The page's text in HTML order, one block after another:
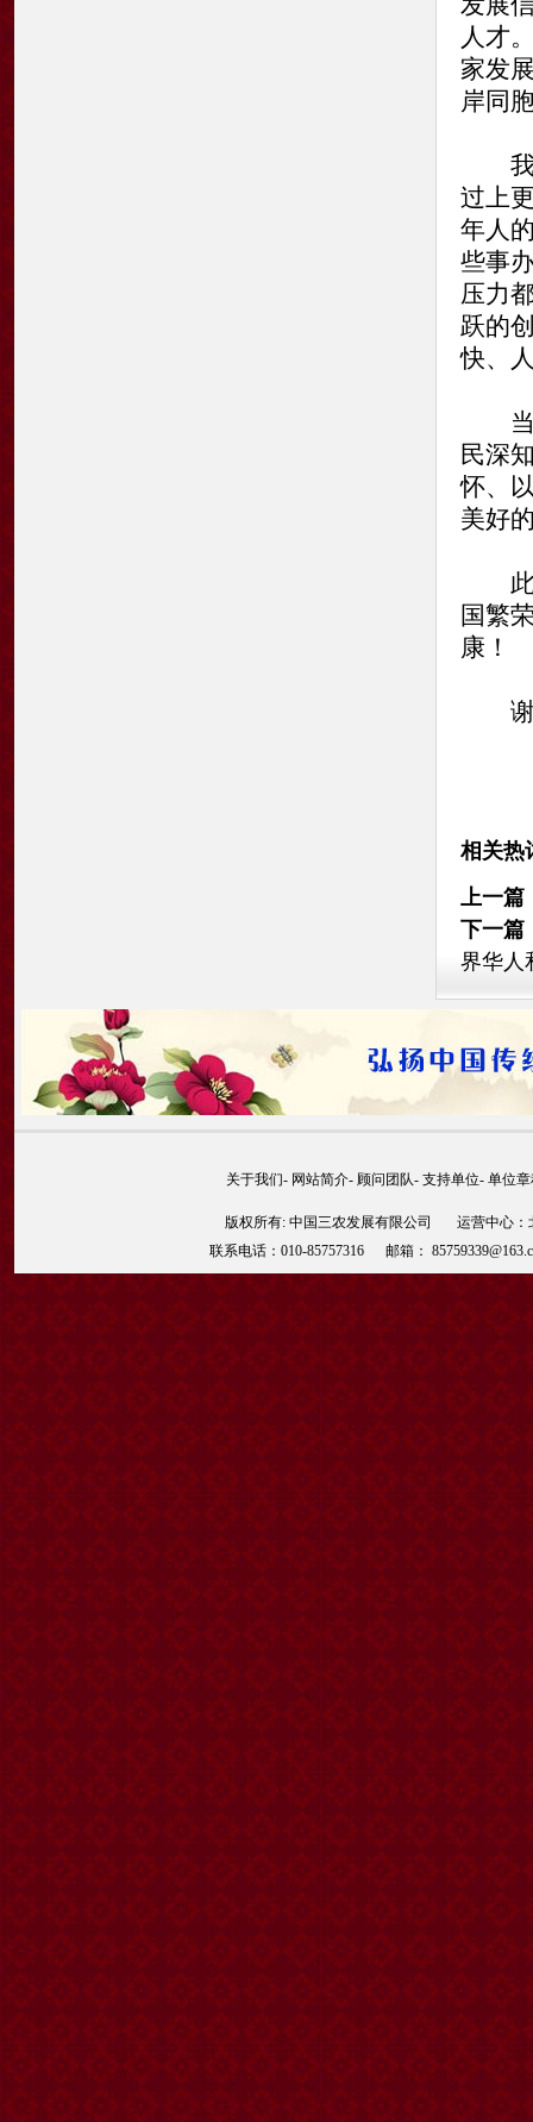
人才
家发
岸同
我们
过上
年人
些事
压力
跃的
快、
当前
民深
怀、
美好
此时
国繁
康！
谢
相关热
上一篇
下一篇
界华人
关于我们- 网站简介- 顾问团队- 支持单位- 单位
版权所有: 中国三农发展有限公司 运营中心
联系电话：010-85757316 邮箱：